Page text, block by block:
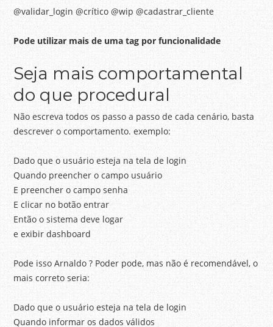
@validar_login @crítico @wip @cadastrar_cliente
Pode utilizar mais de uma tag por funcionalidade
Seja mais comportamental
do que procedural
Não escreva todos os passo a passo de cada cenário, basta
descrever o comportamento. exemplo:
Dado que o usuário esteja na tela de login
Quando preencher o campo usuário
E preencher o campo senha
E clicar no botão entrar
Então o sistema deve logar
e exibir dashboard
Pode isso Arnaldo ? Poder pode, mas não é recomendável, o
mais correto seria:
Dado que o usuário esteja na tela de login
Quando informar os dados válidos